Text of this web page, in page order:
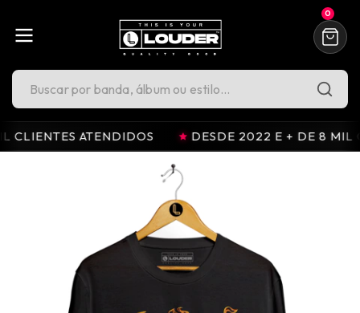
0
ATENDIDOS DESDE 2022 E + DE 8 MIL